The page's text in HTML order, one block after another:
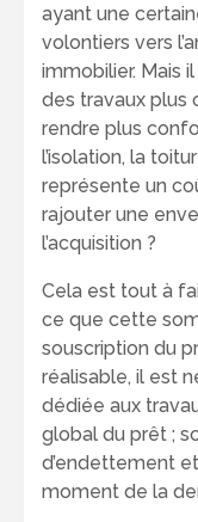
ayant une
volontiers vers
immobilier. Mais
des travaux plus
rendre plus
l’isolation, la
représente un
rajouter une
l’acquisition ?
Cela est tout à
ce que cette
souscription du
réalisable, il est
dédiée aux
global du prêt ;
d’endettement
moment de la